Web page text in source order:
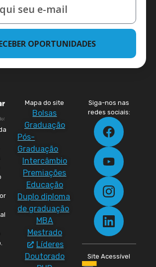
OPORTUNIDADES
Mapa do site
Bolsas
Graduação
Pós-
Graduação
Intercâmbio
Premiações
Educação
Duplo diploma
de graduação
MBA
Mestrado
Líderes
Doutorado
Siga-nos nas
redes sociais:
Site Acessível